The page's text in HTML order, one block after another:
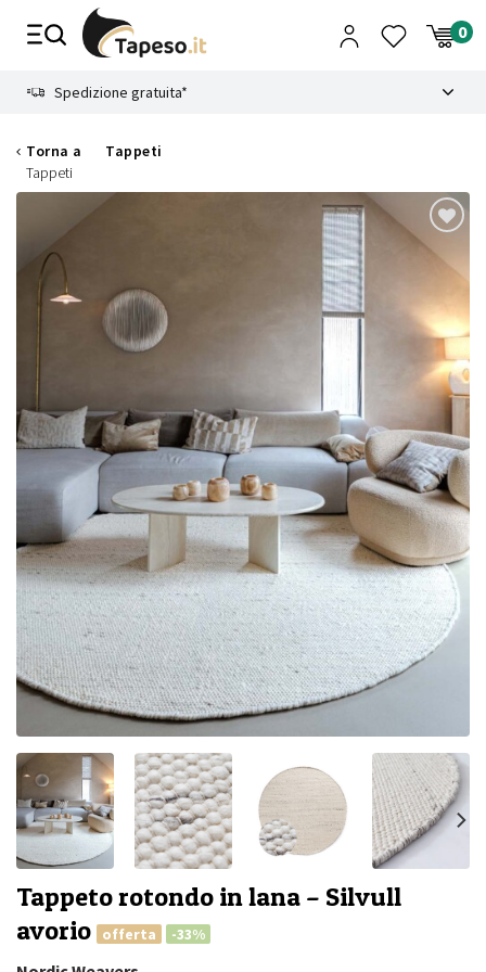
Spedizione gratuita*
Torna a
Tappeti
Tappeti
Tappeto rotondo in lana – Silvull
avorio
offerta -33%